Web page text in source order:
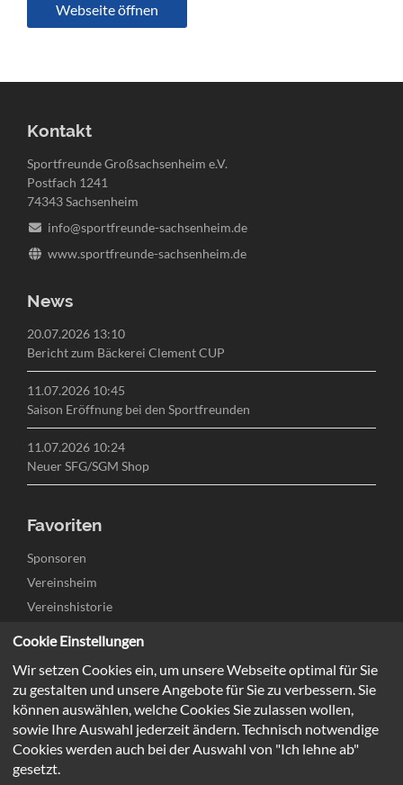
Webseite öffnen
Kontakt
Sportfreunde Großsachsenheim e.V.
Postfach 1241
74343 Sachsenheim
info@sportfreunde-sachsenheim.de
www.sportfreunde-sachsenheim.de
News
20.07.2026 13:10
Bericht zum Bäckerei Clement CUP
11.07.2026 10:45
Saison Eröffnung bei den Sportfreunden
11.07.2026 10:24
Neuer SFG/SGM Shop
Favoriten
Navigation
überspringen
Sponsoren
Vereinsheim
Vereinshistorie
Kontakt
Jugend
Herren
Cookie Einstellungen
Wir setzen Cookies ein, um unsere Webseite optimal für Sie
zu gestalten und unsere Angebote für Sie zu verbessern. Sie
können auswählen, welche Cookies Sie zulassen wollen,
sowie Ihre Auswahl jederzeit ändern. Technisch notwendige
Cookies werden auch bei der Auswahl von "Ich lehne ab"
gesetzt.